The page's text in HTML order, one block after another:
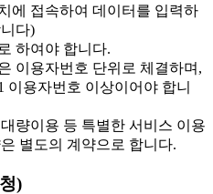
에 접속하여 데이터를 입력하
다)
하여야 합니다.
이용자번호 단위로 체결하며,
이용자번호 이상이어야 합니
량이용 등 특별한 서비스 이용
별도의 계약으로 합니다.
)